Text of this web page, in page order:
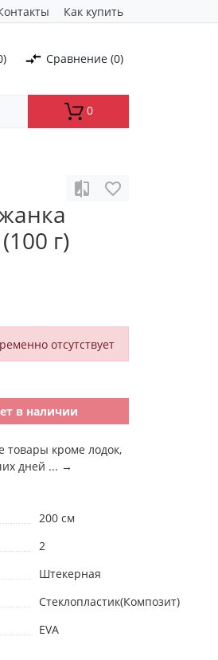
Как купить
Сравнение (0)
0
г)
отсутствует
в наличии
товары кроме лодок,
дней ... →
200 см
2
Штекерная
Стеклопластик(Композит)
EVA